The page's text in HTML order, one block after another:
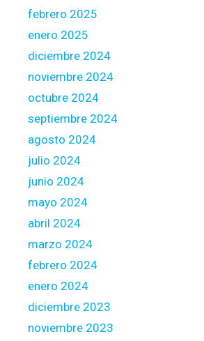
febrero 2025
enero 2025
diciembre 2024
noviembre 2024
octubre 2024
septiembre 2024
agosto 2024
julio 2024
junio 2024
mayo 2024
abril 2024
marzo 2024
febrero 2024
enero 2024
diciembre 2023
noviembre 2023